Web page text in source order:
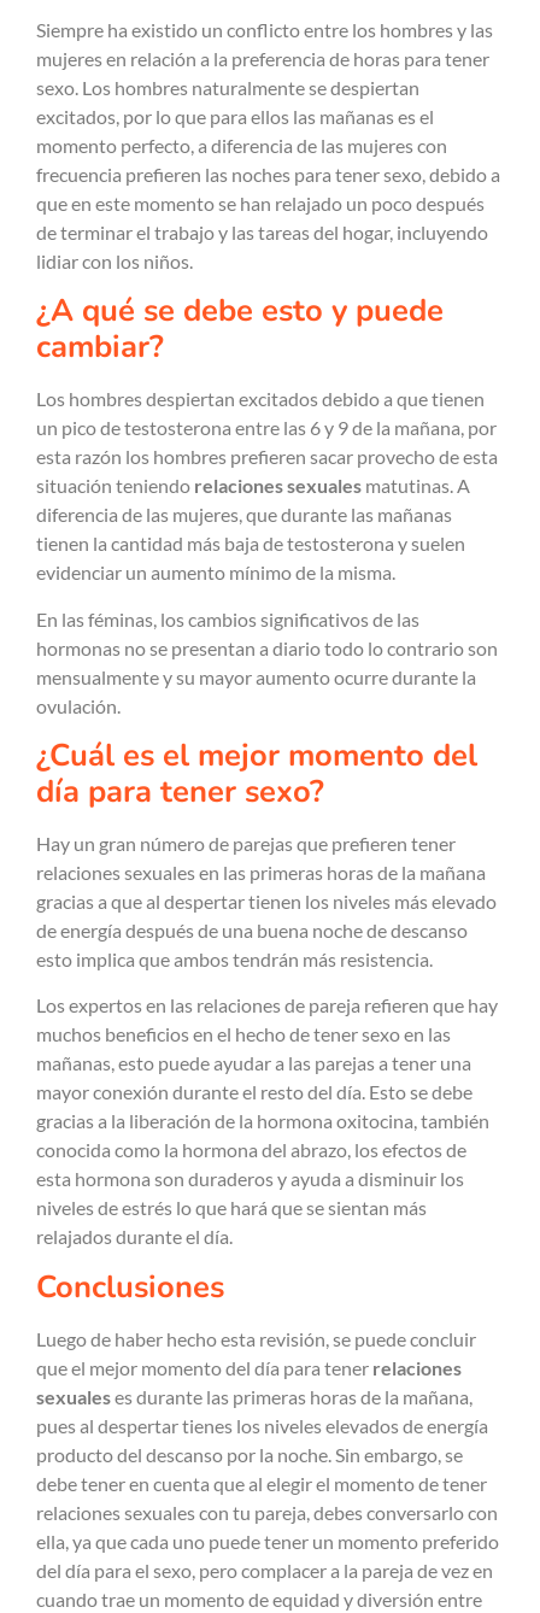
Siempre ha existido un conflicto entre los hombres y las
mujeres en relación a la preferencia de horas para tener
sexo. Los hombres naturalmente se despiertan
excitados, por lo que para ellos las mañanas es el
momento perfecto, a diferencia de las mujeres con
frecuencia prefieren las noches para tener sexo, debido a
que en este momento se han relajado un poco después
de terminar el trabajo y las tareas del hogar, incluyendo
lidiar con los niños.
¿A qué se debe esto y puede
cambiar?
Los hombres despiertan excitados debido a que tienen
un pico de testosterona entre las 6 y 9 de la mañana, por
esta razón los hombres prefieren sacar provecho de esta
situación teniendo relaciones sexuales matutinas. A
diferencia de las mujeres, que durante las mañanas
tienen la cantidad más baja de testosterona y suelen
evidenciar un aumento mínimo de la misma.
En las féminas, los cambios significativos de las
hormonas no se presentan a diario todo lo contrario son
mensualmente y su mayor aumento ocurre durante la
ovulación.
¿Cuál es el mejor momento del
día para tener sexo?
Hay un gran número de parejas que prefieren tener
relaciones sexuales en las primeras horas de la mañana
gracias a que al despertar tienen los niveles más elevado
de energía después de una buena noche de descanso
esto implica que ambos tendrán más resistencia.
Los expertos en las relaciones de pareja refieren que hay
muchos beneficios en el hecho de tener sexo en las
mañanas, esto puede ayudar a las parejas a tener una
mayor conexión durante el resto del día. Esto se debe
gracias a la liberación de la hormona oxitocina, también
conocida como la hormona del abrazo, los efectos de
esta hormona son duraderos y ayuda a disminuir los
niveles de estrés lo que hará que se sientan más
relajados durante el día.
Conclusiones
Luego de haber hecho esta revisión, se puede concluir
que el mejor momento del día para tener relaciones
sexualeses durante las primeras horas de la mañana,
pues al despertar tienes los niveles elevados de energía
producto del descanso por la noche. Sin embargo, se
debe tener en cuenta que al elegir el momento de tener
relaciones sexuales con tu pareja, debes conversarlo con
ella, ya que cada uno puede tener un momento preferido
del día para el sexo, pero complacer a la pareja de vez en
cuando trae un momento de equidad y diversión entre